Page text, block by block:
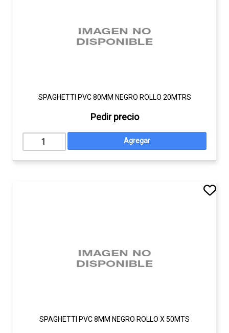
SPAGHETTI PVC 80MM NEGRO ROLLO 20MTRS
Pedir precio
SPAGHETTI PVC 8MM NEGRO ROLLO X 50MTS